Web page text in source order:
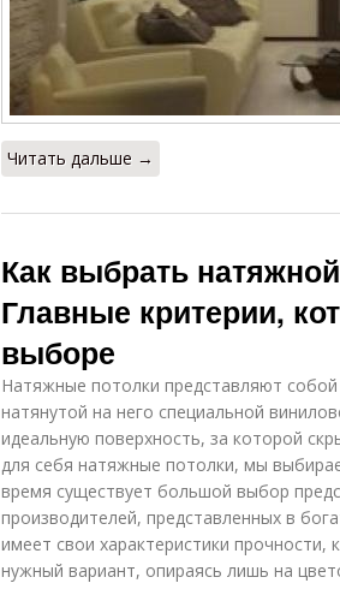
Читать дальше →
Как выбрать
Главные критерии,
выборе
Натяжные потолки представляют
натянутой на него специальной
идеальную поверхность, за которой
для себя натяжные потолки, мы
время существует большой выбор
производителей, представленных в
имеет свои характеристики
нужный вариант, опираясь лишь на